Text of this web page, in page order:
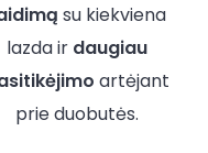
su kiekviena
lazda ir daugiau
artėjant
prie duobutės.